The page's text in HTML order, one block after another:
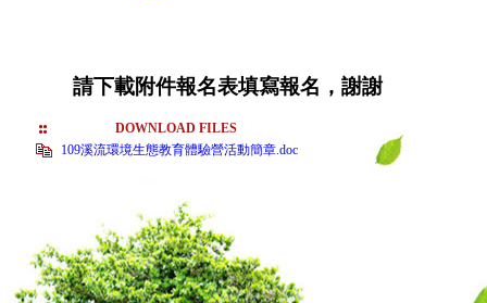
請下載附件報名表填寫報名，謝謝
DOWNLOAD FILES
109溪流環境生態教育體驗營活動簡章.doc